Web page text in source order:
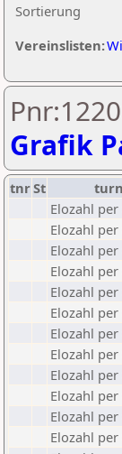
Sortierung
Vereinslisten:
Grafik
tnrSt
Elozahl per
Elozahl per
Elozahl per
Elozahl per
Elozahl per
Elozahl per
Elozahl per
Elozahl per
Elozahl per
Elozahl per
Elozahl per
Elozahl per